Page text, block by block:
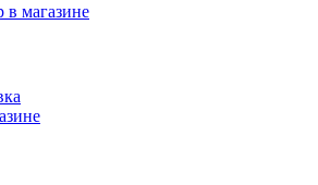
в магазине